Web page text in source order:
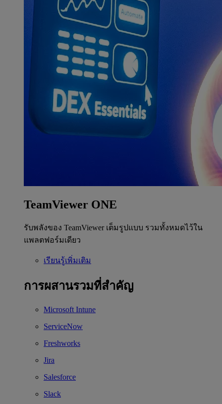
TeamViewer ONE
รับพลังของ TeamViewer เต็มรูปแบบ รวมทั้งหมดไว้ใน
แพลตฟอร์มเดียว
เรียนรู้เพิ่มเติม
การผสานรวมที่สำคัญ
Microsoft Intune
ServiceNow
Freshworks
Jira
Salesforce
Slack